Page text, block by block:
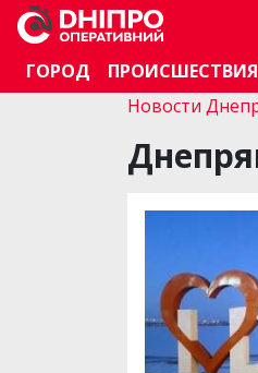
ГОРОД
ПРОИСШЕСТВИЯ
Новости